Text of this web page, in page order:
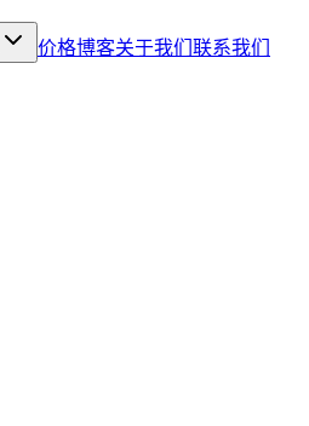
价格博客关于我们 联系我们